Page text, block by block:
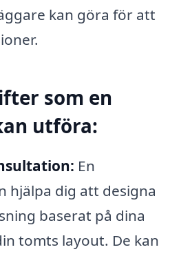
kan göra för att
som en
utföra:
En
hjälpa dig att designa
baserat på dina
tomts layout. De kan